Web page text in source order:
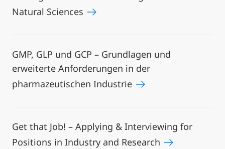
Natural Sciences
GMP, GLP und GCP – Grundlagen und
erweiterte Anforderungen in der
pharmazeutischen Industrie
Get that Job! – Applying & Interviewing for
Positions in Industry and Research